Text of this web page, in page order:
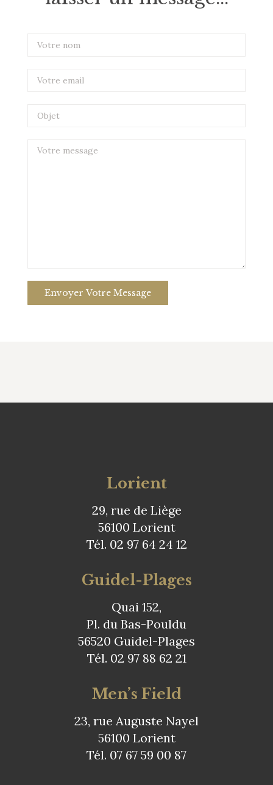
Lorient
29, rue de Liège
56100 Lorient
Tél. 02 97 64 24 12
Guidel-Plages
Quai 152,
Pl. du Bas-Pouldu
56520 Guidel-Plages
Tél. 02 97 88 62 21
Men’s Field
23, rue Auguste Nayel
56100 Lorient
Tél. 07 67 59 00 87